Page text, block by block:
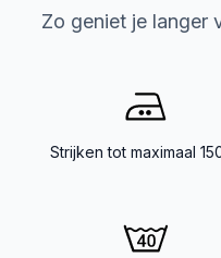
Zo geniet je langer
Strijken tot maximaal